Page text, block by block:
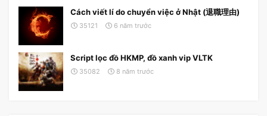
Cách viết lí do chuyển việc ở Nhật (退職理由)
35121 6 năm trước
Script lọc đồ HKMP, đồ xanh vip VLTK
35082 8 năm trước